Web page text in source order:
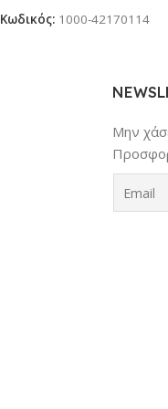
Κωδικός: 1000-42170114
Μην